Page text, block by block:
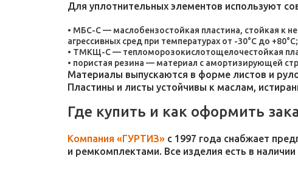
Для уплотнительных элементов используют
МБС-С — маслобензостойкая пластина, стойкая к
агрессивных сред при температурах от -30°C до +80°C;
ТМКЩ-С — тепломорозокислотощелочестойкая
пористая резина — материал с амортизирующей
Материалы выпускаются в форме листов и
Пластины и листы устойчивы к маслам,
Где купить и как оформить
Компания «ГУРТИЗ» с 1997 года снабжает
и ремкомплектами. Все изделия есть в